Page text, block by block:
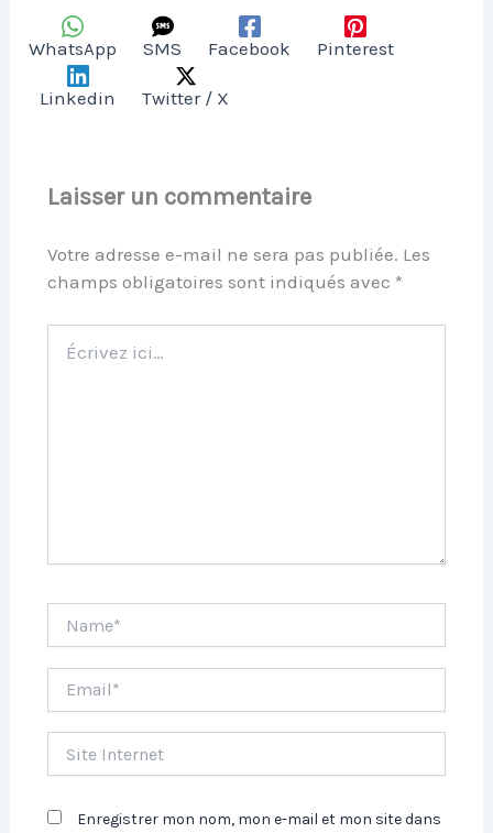
WhatsApp SMS Facebook Pinterest
Linkedin Twitter / X
Laisser un commentaire
Votre adresse e-mail ne sera pas publiée. Les
champs obligatoires sont indiqués avec *
ici…
Internet
Enregistrer mon nom, mon e-mail et mon site dans